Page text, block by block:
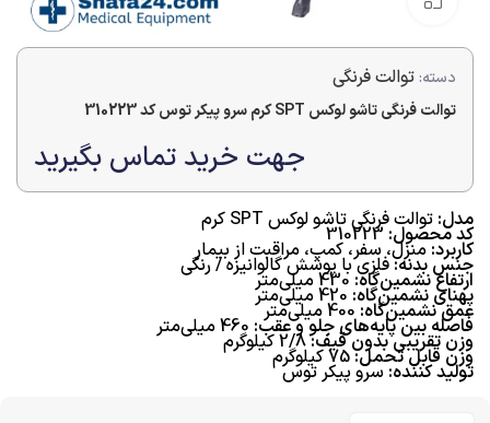
دسته: توالت فرنگی
توالت فرنگی تاشو لوکس SPT کرم سرو پیکر توس کد 310223
جهت خرید تماس بگیرید
مدل: توالت فرنگی تاشو لوکس SPT کرم
کد محصول: 310223
کاربرد: منزل، سفر، کمپ، مراقبت از بیمار
جنس بدنه:فلزی با پوشش گالوانیزه / رنگی
ارتفاع نشمين‌گاه:
پهنای نشمين‌گاه:
عمق نشمين‌گاه:400 ميلي‌متر
فاصله بين پايه‌هاي جلو و عقب:
وزن تقریبی بدون قیف:2/8 کیلوگرم
وزن قابل تحمل:75 كيلوگرم
تولید کننده: سرو پیکر توس